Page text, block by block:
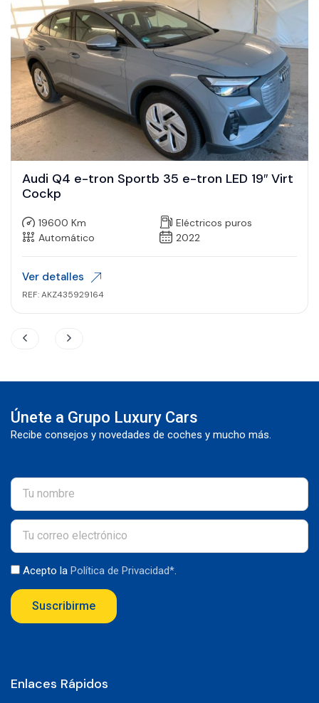
Audi Q4 e-tron Sportb 35 e-tron LED 19″ Virt
Cockp
19600 Km
Eléctricos puros
Automático
2022
Ver detalles
REF: AKZ435929164
Únete a Grupo Luxury Cars
Recibe consejos y novedades de coches y mucho más.
Acepto la Política de Privacidad*
Suscribirme
Enlaces Rápidos